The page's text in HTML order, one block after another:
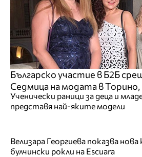
Българско участие в Б2Б
Седмица на модата в
Ученически раници за деца и
представя най-яките модели
Велизара Георгиева показва нова
булчински рокли на Escuara